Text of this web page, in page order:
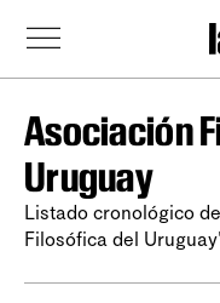
Asociación
Uruguay
Listado cronológico
Filosófica del